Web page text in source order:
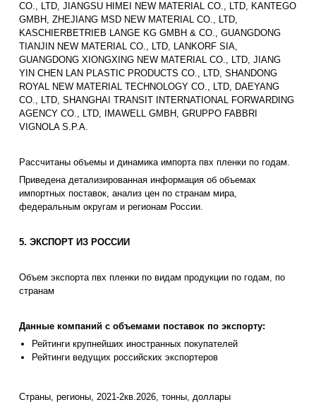
CO., LTD, JIANGSU HIMEI NEW MATERIAL CO., LTD, KANTEGO
GMBH, ZHEJIANG MSD NEW MATERIAL CO., LTD,
KASCHIERBETRIEB LANGE KG GMBH & CO., GUANGDONG
TIANJIN NEW MATERIAL CO., LTD, LANKORF SIA,
GUANGDONG XIONGXING NEW MATERIAL CO., LTD, JIANG
YIN CHEN LAN PLASTIC PRODUCTS CO., LTD, SHANDONG
ROYAL NEW MATERIAL TECHNOLOGY CO., LTD, DAEYANG
CO., LTD, SHANGHAI TRANSIT INTERNATIONAL FORWARDING
AGENCY CO., LTD, IMAWELL GMBH, GRUPPO FABBRI
VIGNOLA S.P.A.
Рассчитаны объемы и динамика импорта пвх пленки по годам.
Приведена детализированная информация об объемах
импортных поставок, анализ цен по странам мира,
федеральным округам и регионам России.
5. ЭКСПОРТ ИЗ РОССИИ
Объем экспорта пвх пленки по видам продукции по годам, по
странам
Данные компаний с объемами поставок по экспорту:
Рейтинги крупнейших иностранных покупателей
Рейтинги ведущих российских экспортеров
Страны, регионы, 2021-2кв.2026, тонны, доллары